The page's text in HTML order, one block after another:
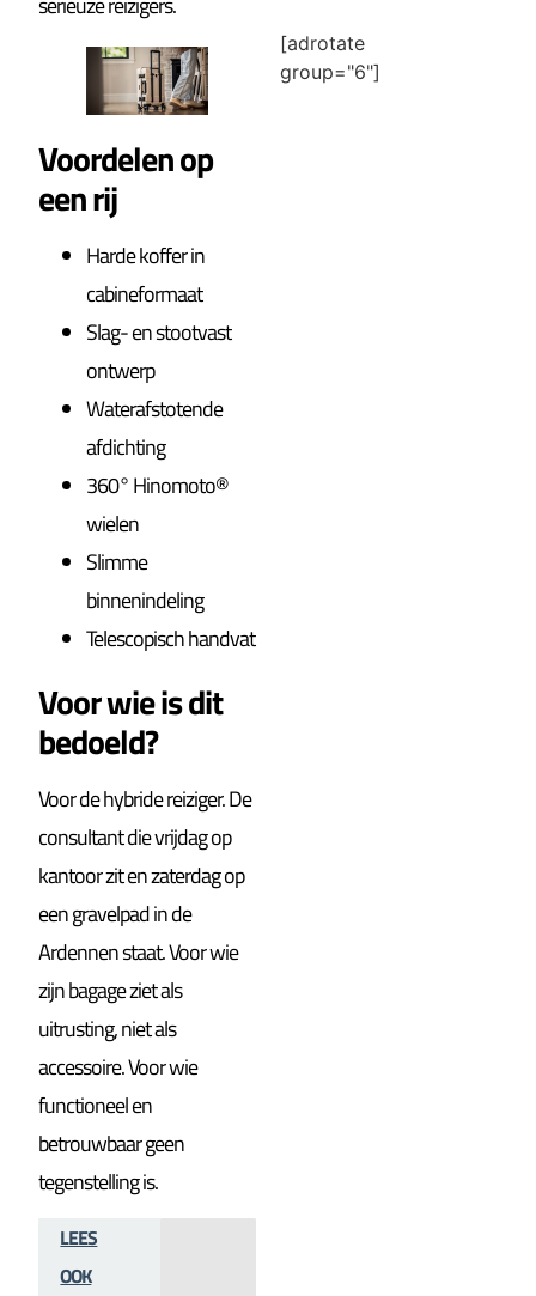
Voordelen op
een rij
Harde koffer in
cabineformaat
Slag- en stootvast
ontwerp
Waterafstotende
afdichting
360° Hinomoto®
wielen
Slimme
binnenindeling
Telescopisch handvat
Voor wie is dit
bedoeld?
Voor de hybride reiziger. De
consultant die vrijdag op
kantoor zit en zaterdag op
een gravelpad in de
Ardennen staat. Voor wie
zijn bagage ziet als
uitrusting, niet als
accessoire. Voor wie
functioneel en
betrouwbaar geen
tegenstelling is.
LEES
OOK
[adrotate
group="6"]